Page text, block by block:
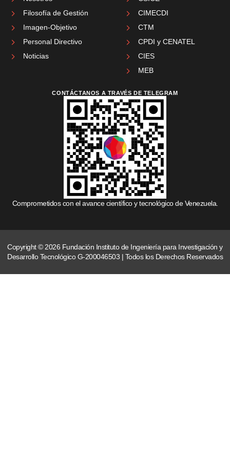
Filosofía de Gestión
Imagen-Objetivo
Personal Directivo
Noticias
CIMECDI
CTM
CPDI y CENATEL
CIES
MEB
CONTÁCTANOS A TRAVÉS DE TELEGRAM
Comprometidos con el avance científico y tecnológico de Venezuela.
Copyright © 2026 Fundación Instituto de Ingeniería para Investigación y
Desarrollo Tecnológico G-200046503 | Todos los Derechos Reservados